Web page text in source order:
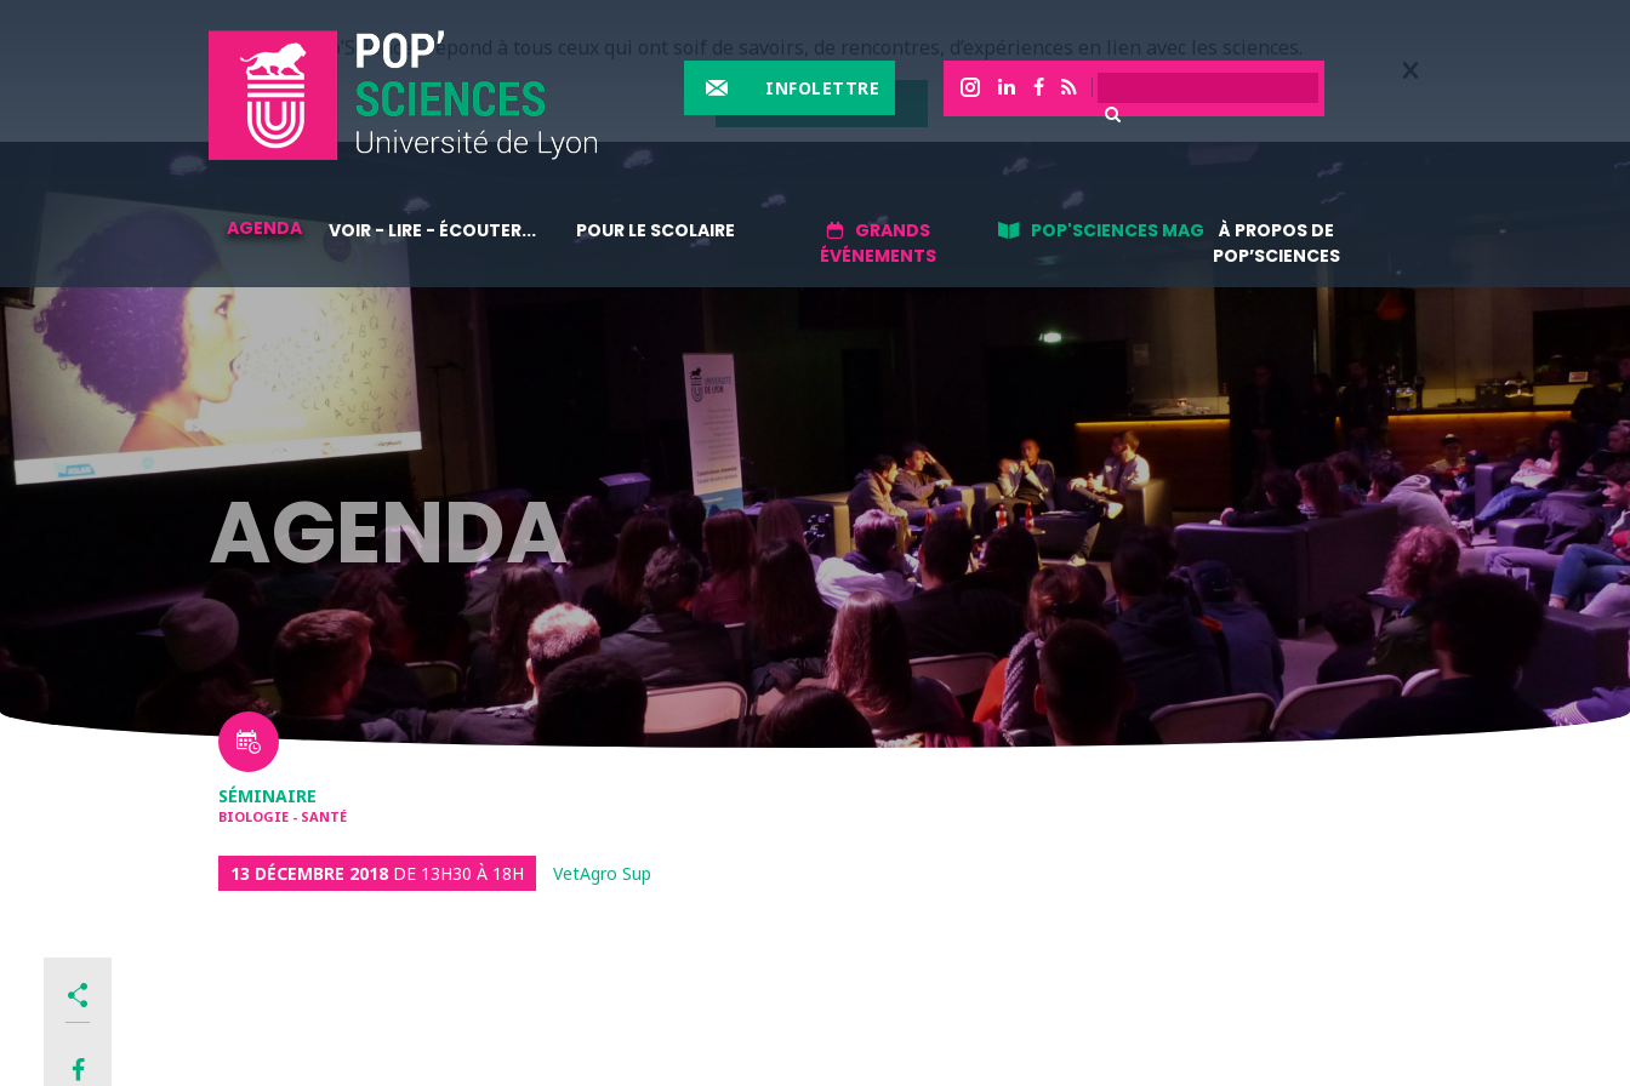
Pop’Sciences répond à tous ceux qui ont soif de savoirs, de rencontres, d’expériences en lien avec les sciences.
INFOLETTRE
AGENDA VOIR - LIRE - ÉCOUTER... POUR LE SCOLAIRE
GRANDS
ÉVÉNEMENTS
POP'SCIENCES MAG
À PROPOS DE
POP’SCIENCES
AGENDA
SÉMINAIRE
BIOLOGIE - SANTÉ
13 DÉCEMBRE 2018DE 13H30 À 18H VetAgro Sup